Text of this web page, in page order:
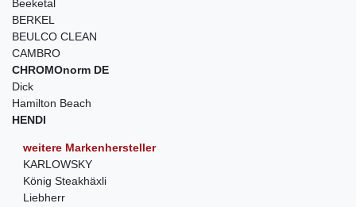
Beeketal
BERKEL
BEULCO CLEAN
CAMBRO
CHROMOnorm DE
Dick
Hamilton Beach
HENDI
weitere Markenhersteller
KARLOWSKY
König Steakhäxli
Liebherr